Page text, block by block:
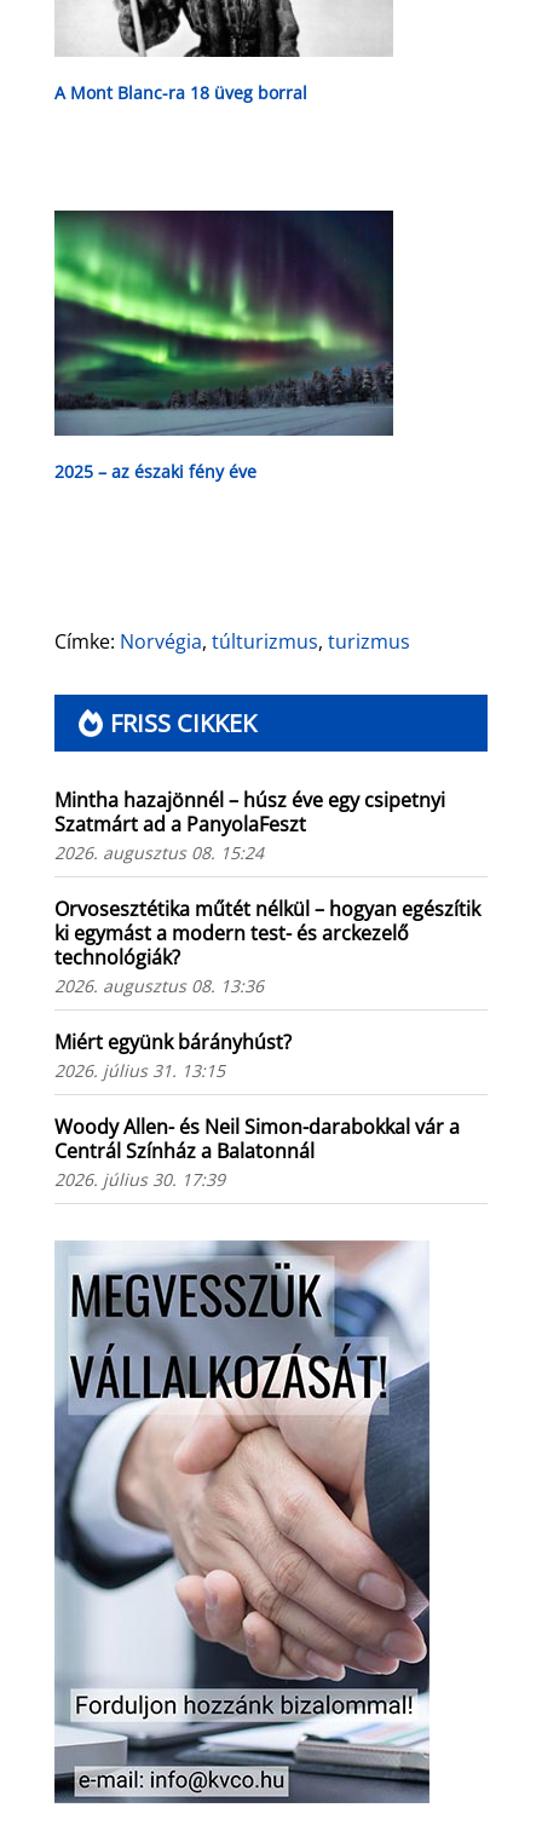
A Mont Blanc-ra 18 üveg borral
2025 – az északi fény éve
Címke: Norvégia, túlturizmus, turizmus
FRISS CIKKEK
Mintha hazajönnél – húsz éve egy csipetnyi
Szatmárt ad a PanyolaFeszt
2026. augusztus 08. 15:24
Orvosesztétika műtét nélkül – hogyan egészítik
ki egymást a modern test- és arckezelő
technológiák?
2026. augusztus 08. 13:36
Miért együnk bárányhúst?
2026. július 31. 13:15
Woody Allen- és Neil Simon-darabokkal vár a
Centrál Színház a Balatonnál
2026. július 30. 17:39